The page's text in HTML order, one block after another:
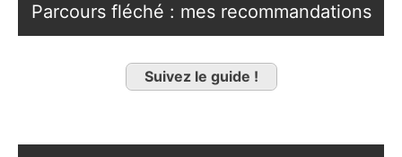
Parcours fléché : mes recommandations
Suivez le guide !